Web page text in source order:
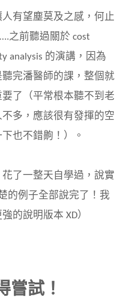
有望塵莫及之感，何止
之前聽過關於 cost
analysis 的演講，因為
完潘醫師的課，整個就
了（平常根本聽不到老
多，應該很有發揮的空
也不錯齁！）。
花了一整天自學過，說實
的例子全部說完了！我
的說明版本 XD）
嘗試！